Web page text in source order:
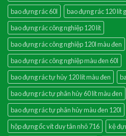
bao đựng rác 60l
bao đựng rác 120 lít
bao đựng rác công nghiệp 120 lít
bao đựng rác công nghiệp 120l màu đen
bao đựng rác công nghiệp màu đen 60l
bao đựng rác tự hủy 120 lít màu đen
bao đựng rác tự phân hủy 60 lít màu đen
bao đựng rác tự phân hủy màu đen 120l
hộp đựng ốc vít duy tân nhỏ 716
kệ